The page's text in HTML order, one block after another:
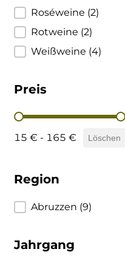
Roséweine (2)
Rotweine (2)
Weißweine (4)
Preis
Preis
15 € - 165 € Löschen
Region
Region
Abruzzen (9)
Jahrgang
Ulta
Venetien